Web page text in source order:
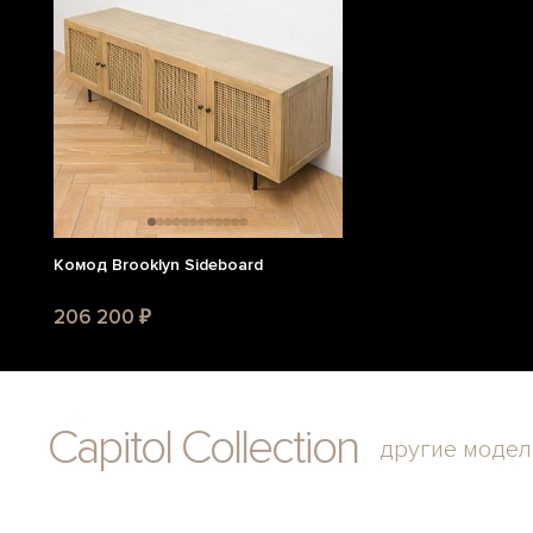
Комод Brooklyn Sideboard
206 200 ₽
Capitol Collection другие